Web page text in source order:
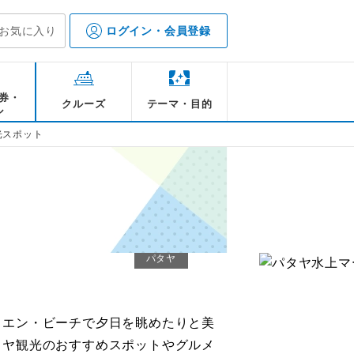
お気に入り ログイン・会員登録
・
クルーズ テーマ・目的
ポット
パタヤ
ン・ビーチで夕日を眺めたりと美
観光のおすすめスポットやグルメ
オブ・トゥルース
るーす
木造建築物、サンクチュアリー・オ
や彫刻、技術保護を目的として建てら
するものの未だ完成しておらず現在も
式で、見どころはチャトゥラムック・
の切妻。金属の釘を一切使わず、職人
ら精巧に彫刻されています。美しい建
の教えに従った設計者レック・ビリヤ
価値があるとされ、訪れる人々を魅了
て海上からの見学や英語、日本語のガ
続くパタヤ・ビーチは、さまざまな
にぎやかなメインビーチ。ヤシの木が
鮮やかなパラソルが並ぶ姿はまさに南
ら観光客が訪れる人気観光スポットで
するのはもちろん、おすすめはマリン
やバナナボートなど、多様なアクティ
、ビーチ周辺にはホテルやレストラ
立ち並んでおり、ビーチとあわせてシ
事を堪能したり、思い思いの滞在を満
カップル 女子旅
ーチ
気の高い、ジョムティエン・ビーチ。
み切った海のコントラストが美しく、
落ち着いた雰囲気があり、ファミリー
人気を誇っています。パタヤ・ビーチ
やバナナボート、シーカヌーなど多様
るのも魅力の一つ。ビーチの北側には
在しているほか、周辺にはレストラン
存分南国リゾートの雰囲気を満喫でき
ティを楽しんだり日光浴をしたり、落
体験
ヤ水上マーケットは、かつてタイの
ケットを再現した文化施設です。水上
を区画分けしたエリアがあり、それぞ
を徒歩で散策したり小舟で遊覧したり
ージ店や手ごろな価格でショッピング
ルフードやスイーツが堪能できる店な
の観光客でにぎわいます。また、ボー
屋敷、迷路など多彩なアクティビティ
から大人まで楽しめるのも魅力。タイ
グ
一望できるパタヤ・パークタワーをは
ークなどが併設された人気の観光スポ
・ビーチとジョムティエン・ビーチを
レストランもありパタヤの美しい景色
きます。また、最上階の屋上からはワ
の方法で地上まで降りるアクティビテ
験ができると観光客の人気を集めてい
内には巨大なウォータースライダーが
ー・パークやリゾートホテルパタヤ・
れ
ヤ
ミナル21 パタヤは、その名の通り空
して建てられたショッピングモールで
・パリ・ロンドン・イスタンブール・
ハリウッドなどをテーマに各地域のラ
れた各フロアのワールドマーケットス
ッピングが楽しめるだけでなく、フォ
したり海外旅行気分を味わえたりする
ています。また、レストランやフード
グルメを堪能できるほか、映画館やス
られる仏像があるワット・プラヤイ。
安置されている寺院で、1977年に建
道沿いには釣鐘が多く並んでおり、鳴
ています。巨大な金色のナーガ（守護
へ続く階段を登ると、現れるのは金色
の仏陀。晴れた日には青空と金色
事で、思わず圧倒されるほどの美しさ
の守護仏が並んでおり自分の生まれた
るほか、パタヤ・ビーチやパタヤ市街
タヤ
、さまざまな種類のトラに出合えるテ
には生まれて間もない赤ちゃんから大
で暮らしており、実際にトラに触れ合
。獣医やトレーナーの管理のもと飼育
近くにトレーナーがいるため安心して
種類のサイズから好きなサイズのトラ
好みのサイズを組み合わせて選択でき
多彩な過ごし方ができるのも魅力。カ
しむプランもあり、トラの生態を学ん
験
にプミポン前国王の在位50周年を記
す。その大きさは高さ約130m・幅約
の巨大な仏像で、元々は建設目的で半
ャン山の岩肌に彫刻されました。マー
ている仏陀坐像は、タイ語で悟りをも
するマハーワチラ・ウッタモーパーサ
ます。周辺には手入れの行き届いた庭
と緑豊かな草木がより一層大仏壁画の
す。地元の人の心の拠り所であるのは
ラ・バート
コクのスクンビット通り沿いにあるム
位置する寺院。丘の上に建築されてい
いパタヤ・ビーチを眺められる人気の
らも道は綺麗に舗装され、門をくぐる
拝する姿に出会います。観光客から
体の仏像が人気。境内には野生のニワ
人々向けのローカルフードが並ぶ屋台
した時間を過ごせます。ただし、野生
れがあるため、触れずに過ごしてくだ
近くにはこんなスポットも